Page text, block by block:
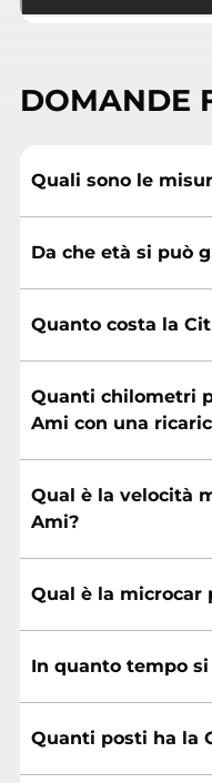
DOMANDE
Quali sono le
Da che età si può
Quanto costa la
Quanti chilometri
Ami con una
Qual è la velocità
Ami?
Qual è la microcar
In quanto tempo
Quanti posti ha la